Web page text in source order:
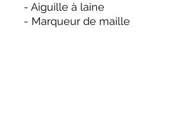
- Aiguille à laine
- Marqueur de maille